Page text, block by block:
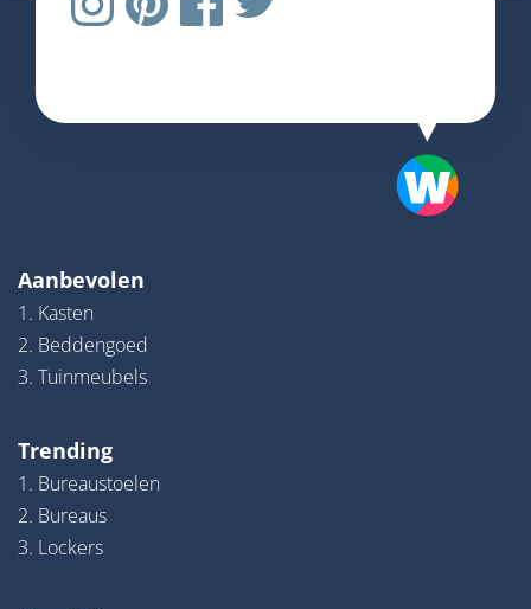
Aanbevolen
1. Kasten
2. Beddengoed
3. Tuinmeubels
Trending
1. Bureaustoelen
2. Bureaus
3. Lockers